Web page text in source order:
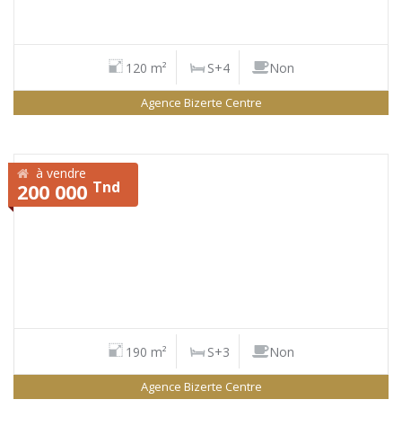
120 m² S+4 Non
Agence Bizerte Centre
à vendre
200 000 Tnd
190 m² S+3 Non
Agence Bizerte Centre